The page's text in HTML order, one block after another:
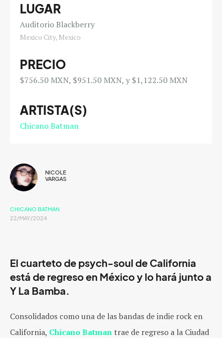
LUGAR
Auditorio Blackberry
Mexico City, Mexico
PRECIO
$756.50 MXN, $951.50 MXN, y $1,122.50 MXN
ARTISTA(S)
Chicano Batman
NICOLE
VARGAS
CHICANO BATMAN
22/MAY/2024
El cuarteto de psych-soul de California
está de regreso en México y lo hará junto a
Y La Bamba.
Consolidados como una de las bandas de indie rock en
California, Chicano Batman trae de regreso a la Ciudad